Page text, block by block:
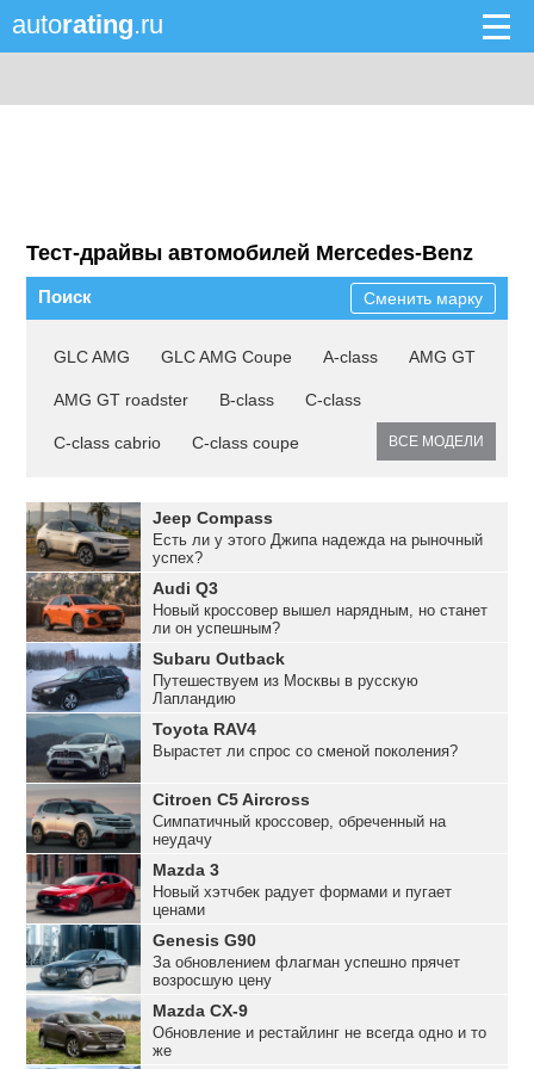
autorating.ru
Тест-драйвы автомобилей Mercedes-Benz
Поиск Сменить марку
GLC AMG GLC AMG Coupe A-class AMG GT
AMG GT roadster B-class C-class
C-class cabrio C-class coupe ВСЕ МОДЕЛИ
Jeep Compass
Есть ли у этого Джипа надежда на рыночный
успех?
Audi Q3
Новый кроссовер вышел нарядным, но станет
ли он успешным?
Subaru Outback
Путешествуем из Москвы в русскую
Лапландию
Toyota RAV4
Вырастет ли спрос со сменой поколения?
Citroen C5 Aircross
Симпатичный кроссовер, обреченный на
неудачу
Mazda 3
Новый хэтчбек радует формами и пугает
ценами
Genesis G90
За обновлением флагман успешно прячет
возросшую цену
Mazda CX-9
Обновление и рестайлинг не всегда одно и то
же